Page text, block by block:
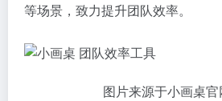
等场景，致力提升团队效率。
图片来源于小画桌